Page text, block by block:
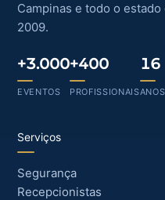
Campinas e todo o
2009.
+3.000
EVENTOS
+400
PROFISSIONAIS
16
ANOS
Serviços
Segurança
Recepcionistas